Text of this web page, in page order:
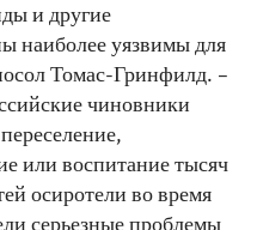
и другие
наиболее уязвимы для
Томас-Гринфилд. –
чиновники
или воспитание тысяч
осиротели во время